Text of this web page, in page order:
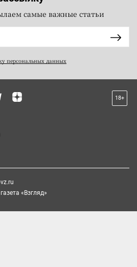
самые важные статьи
персональных данных
18+
«Взгляд»